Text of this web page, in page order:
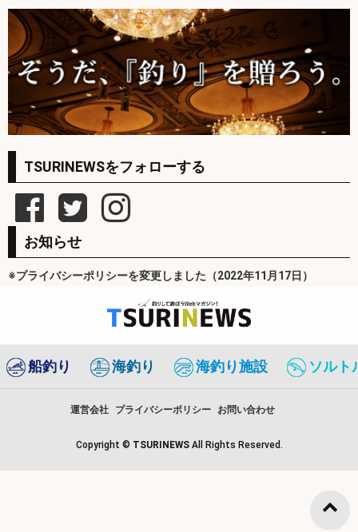
TSURINEWSをフォローする
お知らせ
※プライバシーポリシーを変更しました（2022年11月17日）
船釣り 海釣り 海釣り施設 ソルト
運営会社 プライバシーポリシー お問い合わせ
Copyright © TSURINEWS All Rights Reserved.